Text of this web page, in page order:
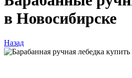
в Новосибирске
Назад